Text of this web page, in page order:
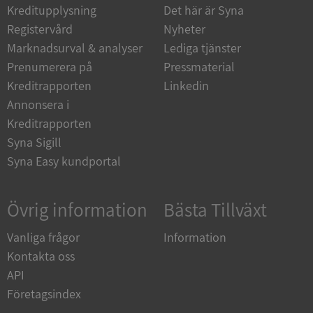
Kreditupplysning
Registervård
Marknadsurval & analyser
Prenumerera på
Kreditrapporten
Annonsera i
Kreditrapporten
Syna Sigill
Syna Easy kundportal
Det här är Syna
Nyheter
Lediga tjänster
Pressmaterial
Linkedin
Övrig information
Vanliga frågor
Kontakta oss
API
Företagsindex
Bästa Tillväxt
Information
Strikt nödvändiga kakor tillåter
kärnwebbplatsfunktioner som användarinloggning
och kontohantering. Webbplatsen kan inte
användas ordentligt utan strikt nödvändiga cookies.
Namn
Leverantör
__RequestVerificationToken
VISITOR_PRIVACY_METADATA
Privacy Policy